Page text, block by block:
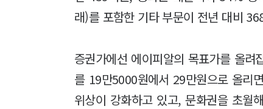
래)를 포함한 기타 부문이 전년 대비
증권가에선 에이피알의 목표가를 올
를 19만5000원에서 29만원으로 올리
위상이 강화하고 있고, 문화권을 초월